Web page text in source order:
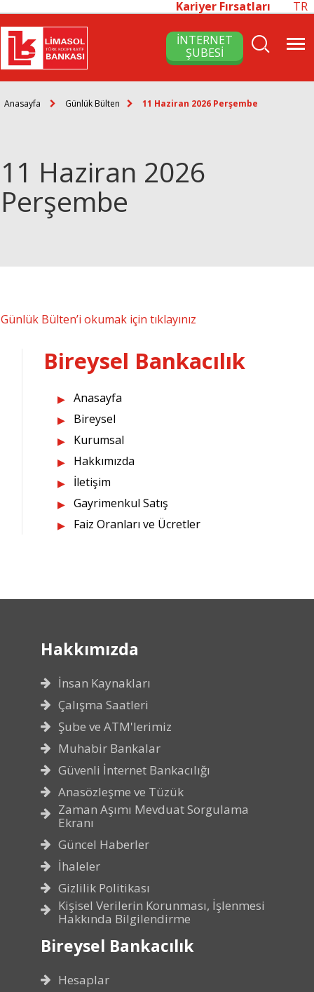
Kariyer Fırsatları TR
İNTERNET
ŞUBESİ
Anasayfa Günlük Bülten 11 Haziran 2026 Perşembe
11 Haziran 2026
Perşembe
Günlük Bülten’i okumak için tıklayınız
Bireysel Bankacılık
Anasayfa
Bireysel
Kurumsal
Hakkımızda
İletişim
Gayrimenkul Satış
Faiz Oranları ve Ücretler
Hakkımızda
İnsan Kaynakları
Çalışma Saatleri
Şube ve ATM'lerimiz
Muhabir Bankalar
Güvenli İnternet Bankacılığı
Anasözleşme ve Tüzük
Zaman Aşımı Mevduat Sorgulama
Ekranı
Güncel Haberler
İhaleler
Gizlilik Politikası
Kişisel Verilerin Korunması, İşlenmesi
Hakkında Bilgilendirme
Bireysel Bankacılık
Hesaplar